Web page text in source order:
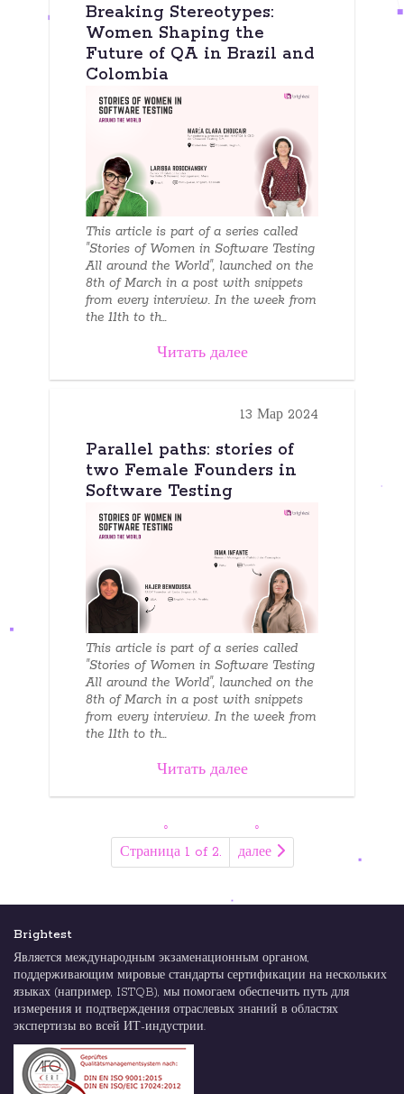
Breaking Stereotypes:
Women Shaping the
Future of QA in Brazil and
Colombia
This article is part of a series called
"Stories of Women in Software Testing
All around the World", launched on the
8th of March in a post with snippets
from every interview. In the week from
the 11th to th...
Читать далее
13 Мар 2024
Parallel paths: stories of
two Female Founders in
Software Testing
This article is part of a series called
"Stories of Women in Software Testing
All around the World", launched on the
8th of March in a post with snippets
from every interview. In the week from
the 11th to th...
Читать далее
Страница 1 of 2. далее
Brightest
Является международным экзаменационным органом,
поддерживающим мировые стандарты сертификации на нескольких
языках (например, ISTQB), мы помогаем обеспечить путь для
измерения и подтверждения отраслевых знаний в областях
экспертизы во всей ИТ-индустрии.